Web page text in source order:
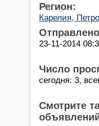
Регион:
Карелия,
23-11-2014
Число
сегодня: 3,
Смотрите